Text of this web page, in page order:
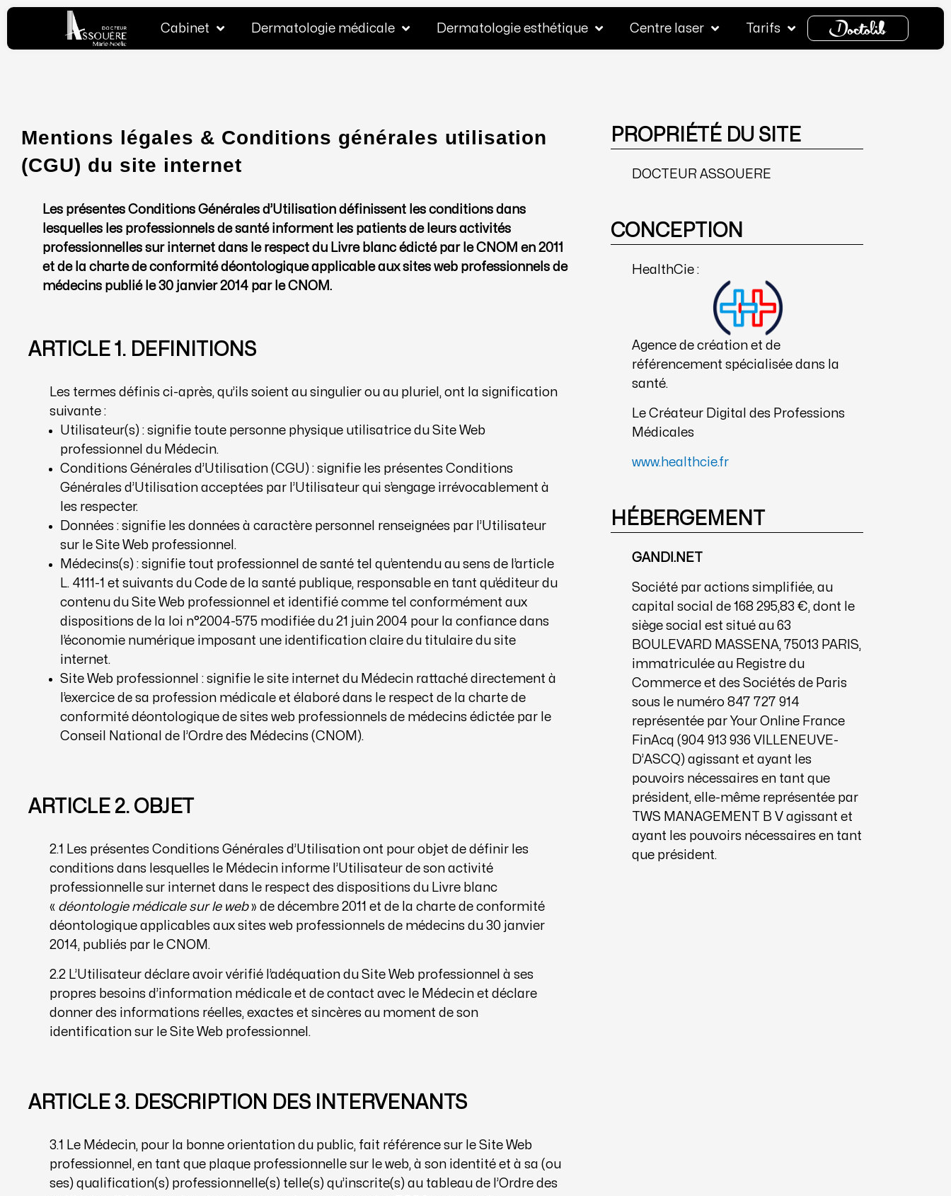
Aller
contenu
Cabinet Dermatologie médicale Dermatologie esthétique Centre laser Tarifs
Mentions légales & Conditions générales utilisation
(CGU) du site internet
Les présentes Conditions Générales d’Utilisation définissent les conditions dans
lesquelles les professionnels de santé informent les patients de leurs activités
professionnelles sur internet dans le respect du Livre blanc édicté par le CNOM en 2011
et de la charte de conformité déontologique applicable aux sites web professionnels de
médecins publié le 30 janvier 2014 par le CNOM.
ARTICLE 1. DEFINITIONS
Les termes définis ci-après, qu’ils soient au singulier ou au pluriel, ont la signification
suivante :
Utilisateur(s) : signifie toute personne physique utilisatrice du Site Web
professionnel du Médecin.
Conditions Générales d’Utilisation (CGU) : signifie les présentes Conditions
Générales d’Utilisation acceptées par l’Utilisateur qui s’engage irrévocablement à
les respecter.
Données : signifie les données à caractère personnel renseignées par l’Utilisateur
sur le Site Web professionnel.
Médecins(s) : signifie tout professionnel de santé tel qu’entendu au sens de l’article
L. 4111-1 et suivants du Code de la santé publique, responsable en tant qu’éditeur du
contenu du Site Web professionnel et identifié comme tel conformément aux
dispositions de la loi n°2004-575 modifiée du 21 juin 2004 pour la confiance dans
l’économie numérique imposant une identification claire du titulaire du site
internet.
Site Web professionnel : signifie le site internet du Médecin rattaché directement à
l’exercice de sa profession médicale et élaboré dans le respect de la charte de
conformité déontologique de sites web professionnels de médecins édictée par le
Conseil National de l’Ordre des Médecins (CNOM).
ARTICLE 2. OBJET
2.1 Les présentes Conditions Générales d’Utilisation ont pour objet de définir les
conditions dans lesquelles le Médecin informe l’Utilisateur de son activité
professionnelle sur internet dans le respect des dispositions du Livre blanc
« déontologie médicale sur le web» de décembre 2011 et de la charte de conformité
déontologique applicables aux sites web professionnels de médecins du 30 janvier
2014, publiés par le CNOM.
2.2 L’Utilisateur déclare avoir vérifié l’adéquation du Site Web professionnel à ses
propres besoins d’information médicale et de contact avec le Médecin et déclare
donner des informations réelles, exactes et sincères au moment de son
identification sur le Site Web professionnel.
ARTICLE 3. DESCRIPTION DES INTERVENANTS
3.1 Le Médecin, pour la bonne orientation du public, fait référence sur le Site Web
professionnel, en tant que plaque professionnelle sur le web, à son identité et à sa (ou
ses) qualification(s) professionnelle(s) telle(s) qu’inscrite(s) au tableau de l’Ordre des
PROPRIÉTÉ DU SITE
DOCTEUR ASSOUERE
CONCEPTION
HealthCie :
Agence de création et de
référencement spécialisée dans la
santé.
Le Créateur Digital des Professions
Médicales
www.healthcie.fr
HÉBERGEMENT
GANDI.NET
Société par actions simplifiée, au
capital social de 168 295,83 €, dont le
siège social est situé au 63
BOULEVARD MASSENA, 75013 PARIS,
immatriculée au Registre du
Commerce et des Sociétés de Paris
sous le numéro 847 727 914
représentée par Your Online France
FinAcq (904 913 936 VILLENEUVE-
D’ASCQ) agissant et ayant les
pouvoirs nécessaires en tant que
président, elle-même représentée par
TWS MANAGEMENT B V agissant et
ayant les pouvoirs nécessaires en tant
que président.